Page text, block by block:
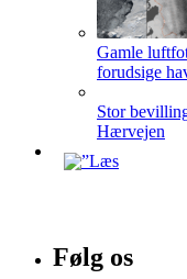
Gamle
forudsige
Stor
Hærvejen
Følg os